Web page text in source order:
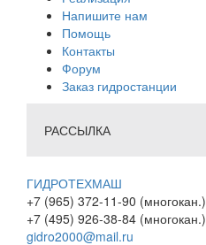
Напишите нам
Помощь
Контакты
Форум
Заказ гидростанции
РАССЫЛКА
ГИДРОТЕХМАШ
+7 (965) 372-11-90 (многокан.)
+7 (495) 926-38-84 (многокан.)
gidro2000@mail.ru